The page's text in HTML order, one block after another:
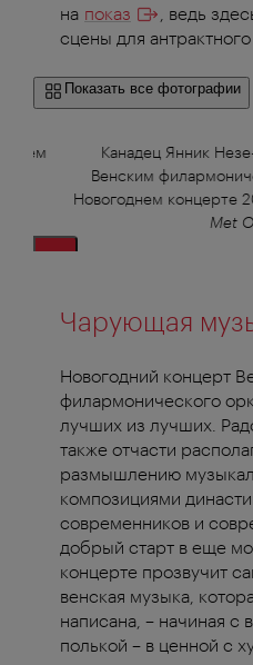
на показ
, ведь
сцены для
Показать все фотографии
Канадец Янник
Венским
Новогоднем концерте
Met
Чарующая
Новогодний концерт
филармонического
лучших из лучших.
также отчасти
размышлению
композициями
современников и
добрый старт в еще
концерте прозвучит
венская музыка,
написана, – начиная с
полькой – в ценной с